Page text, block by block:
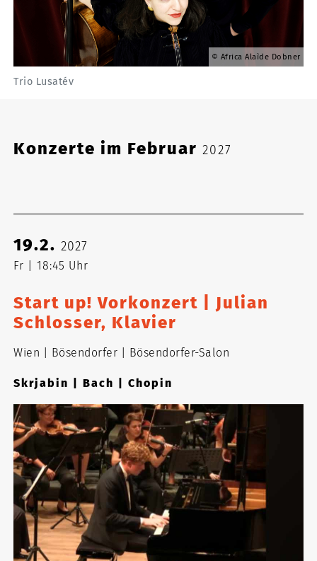
Africa Alaìde Dobner
Trio Lusatév
Konzerte im Februar2027
19.2.2027
Fr 18:45 Uhr
Start up! Vorkonzert | Julian
Schlosser, Klavier
Wien Bösendorfer Bösendorfer-Salon
Skrjabin | Bach | Chopin